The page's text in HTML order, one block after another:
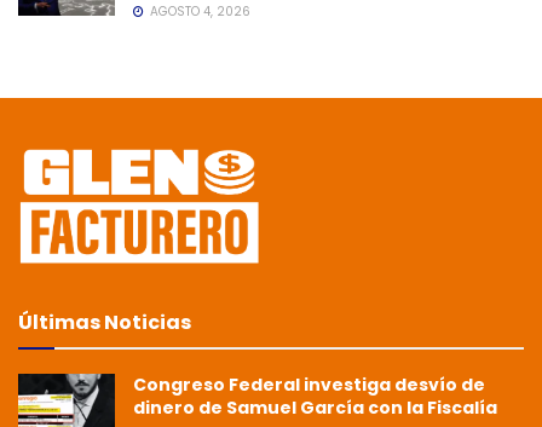
AGOSTO 4, 2026
Últimas Noticias
Congreso Federal investiga desvío de
dinero de Samuel García con la Fiscalía